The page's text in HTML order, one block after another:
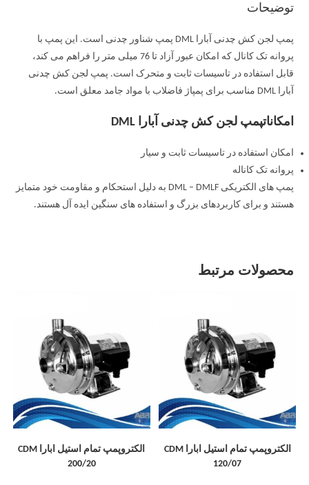
توضیحات
پمپ لجن کش چدنی آبارا DML پمپ شناور چدنی است. این پمپ با
پروانه تک کانال که امکان عبور آزاد تا 76 میلی متر را فراهم می کند،
قابل استفاده در تاسیسات ثابت و متحرک است. پمپ لجن کش چدنی
آبارا DML مناسب برای پمپاژ فاضلاب با مواد جامد معلق است.
امکاناتپمپ لجن کش چدنی آبارا DML
امکان استفاده در تاسیسات ثابت و سیار
پروانه تک کاناله
پمپ های الکتریکی DML – DMLF به دلیل استحکام و مقاومت خود متمایز
هستند و برای کاربردهای بزرگ و استفاده های سنگین ایده آل هستند.
محصولات مرتبط
الکتروپمپ تمام استیل ابارا CDM
120/07
الکتروپمپ تمام استیل ابارا CDM
200/20